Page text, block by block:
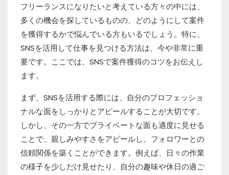
フリーランスになりたいと考えている方々の中には、
多くの機会を探しているものの、どのようにして案件
を獲得するかで悩んでいる方もいるでしょう。特に、
SNSを活用して仕事を見つける方法は、今や非常に重
要です。ここでは、SNSで案件獲得のコツをお伝えし
ます。
まず、SNSを活用する際には、自分のプロフェッショ
ナルな面をしっかりとアピールすることが大切です。
しかし、その一方でプライベートな面も適度に見せる
ことで、親しみやすさをアピールし、フォロワーとの
信頼関係を築くことができます。例えば、日々の作業
の様子を少しだけ見せたり、自分の趣味や休日の過ご